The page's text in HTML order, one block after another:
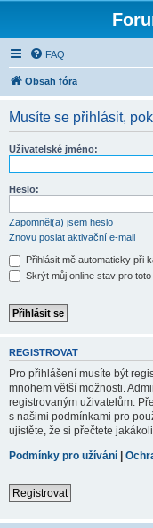
FAQ
Obsah fóra
Musíte se přihlásit,
Uživatelské jméno:
Heslo:
Zapomněl(a) jsem heslo
Znovu poslat aktivační e-mail
Přihlásit mě automaticky při
Skrýt můj online stav pro
REGISTROVAT
Pro přihlášení musíte být
mnohem větší možnosti.
registrovaným uživatelům.
s našimi podmínkami pro
ujistěte, že si přečtete
Podmínky pro užívání |
Registrovat